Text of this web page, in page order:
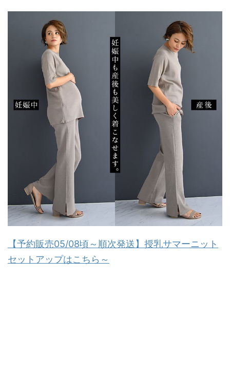
【予約販売05/08頃～順次発送】授乳サマーニット
セットアップはこちら～